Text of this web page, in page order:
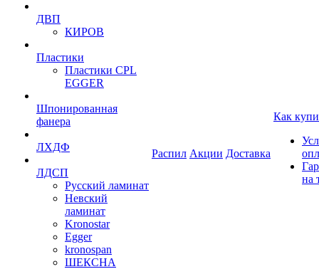
ДВП
КИРОВ
Пластики
Пластики CPL
EGGER
Шпонированная
фанера
ЛХДФ
ЛДСП
Русский ламинат
Невский
ламинат
Kronostar
Egger
kronospan
ШЕКСНА
Распил Акции Доставка
Как
на